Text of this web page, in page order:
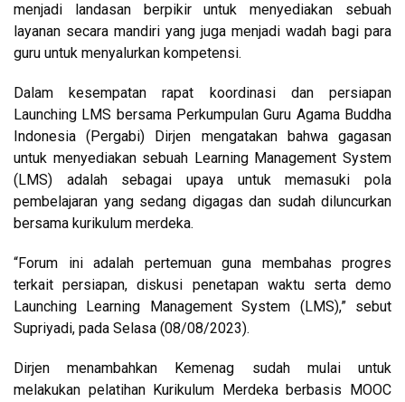
menjadi landasan berpikir untuk menyediakan sebuah
layanan secara mandiri yang juga menjadi wadah bagi para
guru untuk menyalurkan kompetensi.
Dalam kesempatan rapat koordinasi dan persiapan
Launching LMS bersama Perkumpulan Guru Agama Buddha
Indonesia (Pergabi) Dirjen mengatakan bahwa gagasan
untuk menyediakan sebuah Learning Management System
(LMS) adalah sebagai upaya untuk memasuki pola
pembelajaran yang sedang digagas dan sudah diluncurkan
bersama kurikulum merdeka.
“Forum ini adalah pertemuan guna membahas progres
terkait persiapan, diskusi penetapan waktu serta demo
Launching Learning Management System (LMS),” sebut
Supriyadi, pada Selasa (08/08/2023).
Dirjen menambahkan Kemenag sudah mulai untuk
melakukan pelatihan Kurikulum Merdeka berbasis MOOC